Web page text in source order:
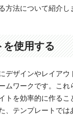
方法について紹介し
を使用する
デザインやレイア
ムワークです。これ
トを効率的に作るこ
、テンプレートでは